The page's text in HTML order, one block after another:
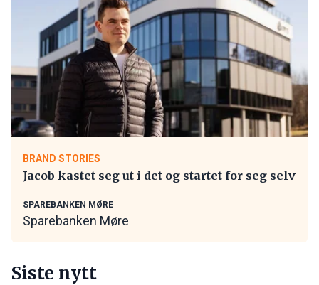
BRAND STORIES
Jacob kastet seg ut i det og startet for seg selv
SPAREBANKEN MØRE
Sparebanken Møre
Siste nytt